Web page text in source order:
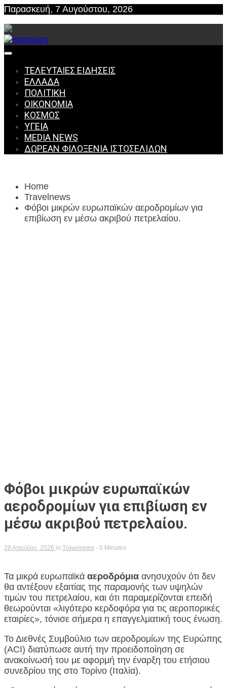
Skip
content
Παρασκευή, 7 Αυγούστου, 2026
ΤΕΛΕΥΤΑΊΕΣ ΕΙΔΉΣΕΙΣ
ΕΛΛΆΔΑ
ΠΟΛΙΤΙΚΉ
ΟΙΚΟΝΟΜΊΑ
ΚΌΣΜΟΣ
ΥΓΕΊΑ
MEDIA NEWS
ΔΩΡΕΆΝ ΦΙΛΟΞΕΝΊΑ ΙΣΤΟΣΕΛΊΔΩΝ
Home
Travelnews
Φόβοι μικρών ευρωπαϊκών αεροδρομίων για
επιβίωση εν μέσω ακριβού πετρελαίου.
Φόβοι μικρών ευρωπαϊκών
αεροδρομίων για επιβίωση εν
μέσω ακριβού πετρελαίου.
28 Απριλίου, 2026 in Travelnews - 0 Minutes
Τα μικρά ευρωπαϊκά αεροδρόμια ανησυχούν ότι δεν
θα αντέξουν εξαιτίας της παραμονής των υψηλών
τιμών του πετρελαίου, και ότι παραμερίζονται επειδή
θεωρούνται «λιγότερο κερδοφόρα για τις αεροπορικές
εταιρίες», τόνισε σήμερα η επαγγελματική τους ένωση.
Το Διεθνές Συμβούλιο των αεροδρομίων της Ευρώπης
(ACI) διατύπωσε αυτή την προειδοποίηση σε
ανακοίνωσή του με αφορμή την έναρξη του ετήσιου
συνεδρίου της στο Τορίνο (Ιταλία).